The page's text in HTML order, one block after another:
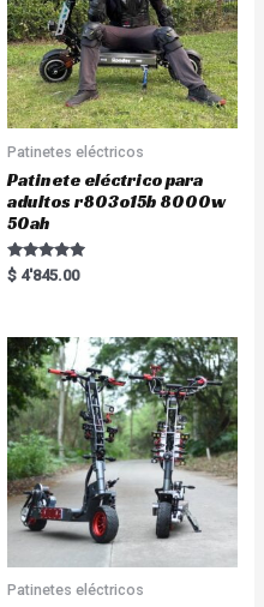
Patinetes eléctricos
Patinete eléctrico para
adultos r803o15b 8000w
50ah
Rated
5.00
$ 4'845.00
Patinetes eléctricos